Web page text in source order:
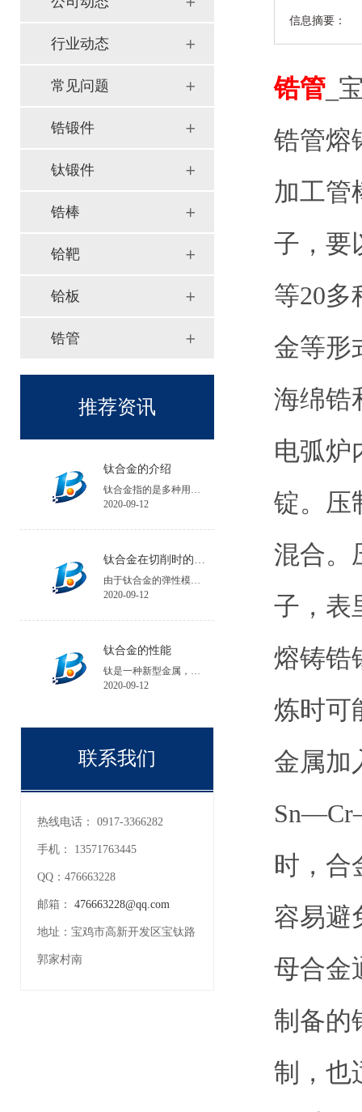
信息摘要：
锆管 _
锆管熔
加工管
子，要
等20多
金等形
海绵锆
电弧炉
锭。压
混合。
子，表
熔铸锆
炼时可
金属加
时，合
容易避
母合金
制备的
制，也
行业动态
常见问题
锆锻件
钛锻件
锆棒
铪靶
铪板
锆管
推荐资讯
钛合金的介绍
钛合金指的是多种用钛与其他金属制成的合金金属。
2020-09-12
钛合金在切削时的注意事项
由于钛合金的弹性模量小，工件在加工中的夹紧变形和受力变形大，会降低工件的加工精度；工件安装时夹紧力不宜过大，必要时可增加辅助支承。
2020-09-12
钛合金的性能
钛是一种新型金属，钛的性能与所含碳、氮、氢、氧等杂质含量有关，碘化钛杂质含量不超过0.1%。
2020-09-12
联系我们
热线电话： 0917-3366282
手机： 13571763445
QQ： 476663228
邮箱： 476663228@qq.com
地址： 宝鸡市高新开发区宝钛路
郭家村南